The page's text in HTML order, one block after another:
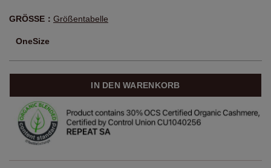
GRÖSSE： Größentabelle
OneSize
IN DEN WARENKORB